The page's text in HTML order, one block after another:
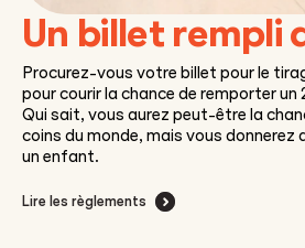
Un billet rempli
Procurez-vous votre billet pour le
pour courir la chance de remporter un
Qui sait, vous aurez peut-être la
coins du monde, mais vous donnerez
un enfant.
Lire les règlements